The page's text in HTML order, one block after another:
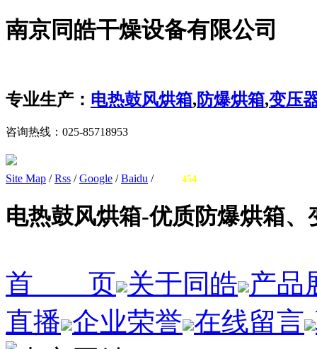
南京同皓干燥设备有限公司
专业生产： 电热鼓风烘箱,防爆烘箱,变压
咨询热线： 025-85718953
Site Map /Rss /Google /Baidu / 454
电热鼓风烘箱-优质防爆烘箱
首 页 关于同皓 产品
直播 企业荣誉 在线留言